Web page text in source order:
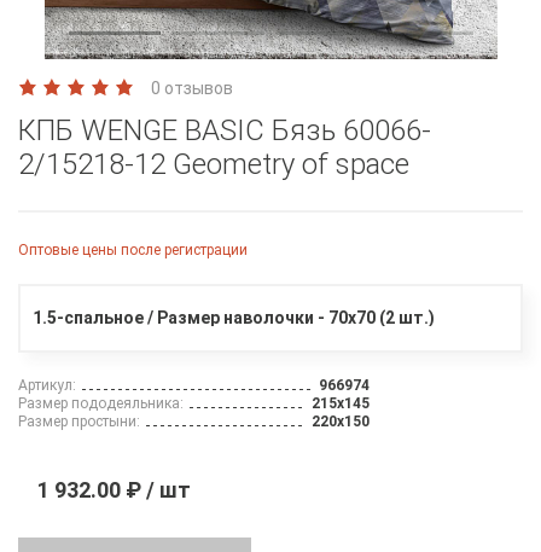
0 отзывов
КПБ WENGE BASIC Бязь 60066-
2/15218-12 Geometry of space
Оптовые цены после регистрации
1.5-спальное / Размер наволочки - 70х70 (2 шт.)
Артикул:
966974
Размер пододеяльника:
215х145
Размер простыни:
220х150
1 932.00 ₽ / шт